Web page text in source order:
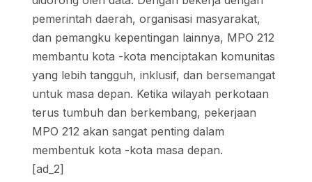
pemerintah daerah, organisasi masyarakat,
dan pemangku kepentingan lainnya, MPO 212
membantu kota -kota menciptakan komunitas
yang lebih tangguh, inklusif, dan bersemangat
untuk masa depan. Ketika wilayah perkotaan
terus tumbuh dan berkembang, pekerjaan
MPO 212 akan sangat penting dalam
membentuk kota -kota masa depan.
[ad_2]